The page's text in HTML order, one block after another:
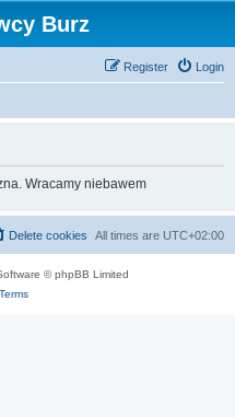
Burz
Login
Register
Wracamy niebawem
All times are UTC+02:00
Delete cookies
© phpBB Limited
Terms